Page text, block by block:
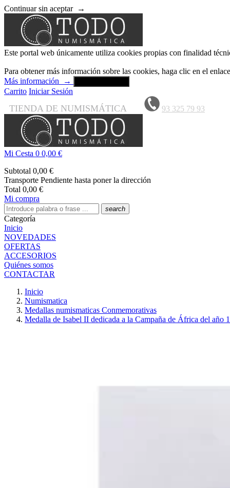
Continuar sin aceptar →
Este portal web únicamente utiliza cookies propias con finalidad
Para obtener más información sobre las cookies, haga clic en el
Más información
→
Carrito Iniciar Sesión
TIENDA DE NUMISMÁTICA 93 325 79 93
Mi Cesta 0 0,00 €
Subtotal 0,00 €
Transporte Pendiente hasta poner la dirección
Total 0,00 €
Mi compra
search
Categoría
Inicio
NOVEDADES
OFERTAS
ACCESORIOS
Quiénes somos
CONTACTAR
Inicio
Numismatica
Medallas numismaticas Conmemorativas
Medalla de Isabel II dedicada a la Campaña de África del año